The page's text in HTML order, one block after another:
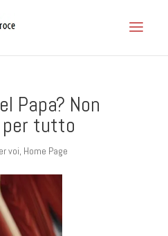
Papa? Non
per tutto
voi, Home Page